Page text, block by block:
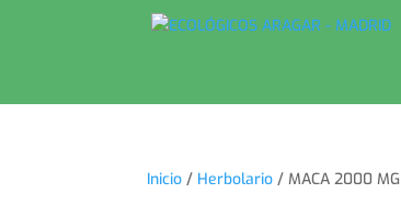
Inicio / Herbolario / MACA 2000 MG